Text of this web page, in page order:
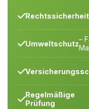
Rechtssicherheit
Umweltschutz–
Regelmäßige
Prüfung